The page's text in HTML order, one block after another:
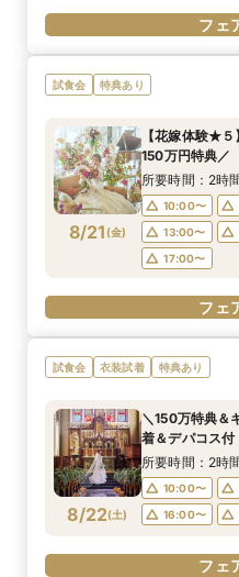
フェ
試食会 特典あり
8/21 (金)
【花嫁体験★
150万円特典／
所要時間：2時
10:00〜
13:00〜
17:00〜
フェ
試食会 衣装試着 特典あり
8/22(土)
＼150万特典＆
着＆デパコス付
所要時間：2時
10:00〜
16:00〜
フェ